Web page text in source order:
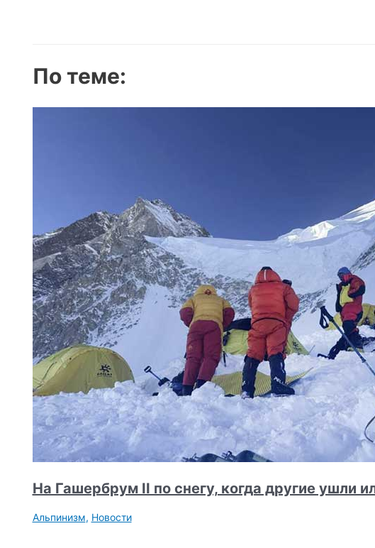
По теме:
На Гашербрум II по снегу, когда другие ушли
Альпинизм, Новости